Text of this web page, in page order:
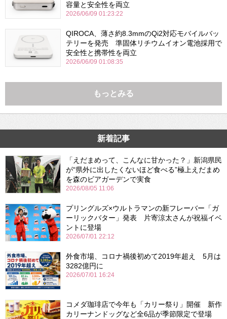
容量と安全性を両立
2026/06/09 01:23:22
QIROCA、薄さ約8.3mmのQi2対応モバイルバッ
テリーを発売 準固体リチウムイオン電池採用で
安全性と携帯性を両立
2026/06/09 01:08:35
もっとみる
新着記事
「えだまめって、こんなに甘かった？」新潟県民
が“県外に出したくないほど食べる”極上えだまめ
を森のビアガーデンで実食
2026/08/05 11:06
プリングルズ×ウルトラマンの新フレーバー「ガ
ーリックバター」発表 片寄涼太さんが祝福イベ
ントに登場
2026/07/01 22:12
外食市場、コロナ禍後初めて2019年超え 5月は
3282億円に
2026/07/01 16:24
コメダ珈琲店で今年も「カリー祭り」開催 新作
カリーナンドッグなど全6品が季節限定で登場